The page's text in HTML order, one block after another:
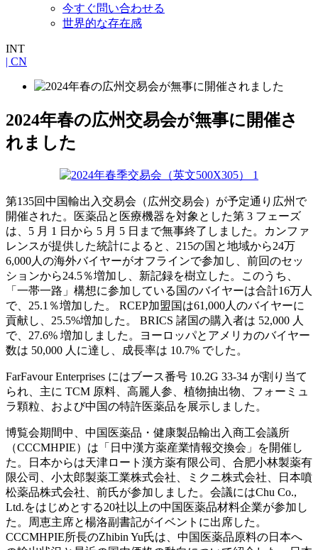
今すぐ問い合わせる
世界的な存在感
INT
| CN
2024年春の広州交易会が無事に開催さ
れました
第135回中国輸出入交易会（広州交易会）が予定通り広州で
開催された。医薬品と医療機器を対象とした第 3 フェーズ
は、5 月 1 日から 5 月 5 日まで無事終了しました。カンファ
レンスが提供した統計によると、215の国と地域から24万
6,000人の海外バイヤーがオフラインで参加し、前回のセッ
ションから24.5％増加し、新記録を樹立した。このうち、
「一帯一路」構想に参加している国のバイヤーは合計16万人
で、25.1％増加した。 RCEP加盟国は61,000人のバイヤーに
貢献し、25.5%増加した。 BRICS 諸国の購入者は 52,000 人
で、27.6% 増加しました。ヨーロッパとアメリカのバイヤー
数は 50,000 人に達し、成長率は 10.7% でした。
FarFavour Enterprises にはブース番号 10.2G 33-34 が割り当て
られ、主に TCM 原料、高麗人参、植物抽出物、フォーミュ
ラ顆粒、および中国の特許医薬品を展示しました。
博覧会期間中、中国医薬品・健康製品輸出入商工会議所
（CCCMHPIE）は「日中漢方薬産業情報交換会」を開催し
た。日本からは天津ロート漢方薬有限公司、合肥小林製薬有
限公司、小太郎製薬工業株式会社、ミクニ株式会社、日本噴
松薬品株式会社、前氏が参加しました。会議にはChu Co.,
Ltd.をはじめとする20社以上の中国医薬品材料企業が参加し
た。周恵主席と楊洛副書記がイベントに出席した。
CCCMHPIE所長のZhibin Yu氏は、中国医薬品原料の日本へ